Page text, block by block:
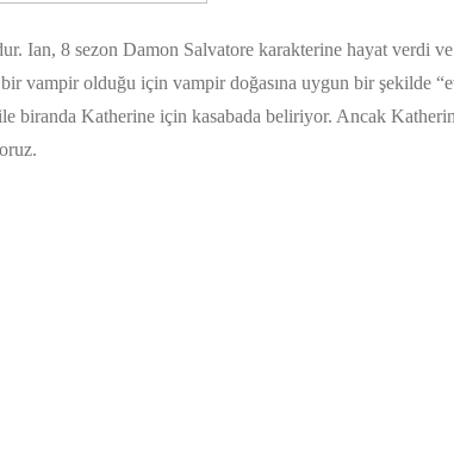
Ian, 8 sezon Damon Salvatore karakterine hayat verdi
vampir olduğu için vampir doğasına uygun bir şekilde
Katherine için kasabada beliriyor. Ancak